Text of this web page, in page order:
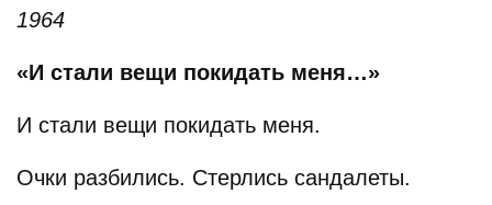
1964
«И стали вещи покидать меня…»
И стали вещи покидать меня.
Очки разбились. Стерлись сандалеты.